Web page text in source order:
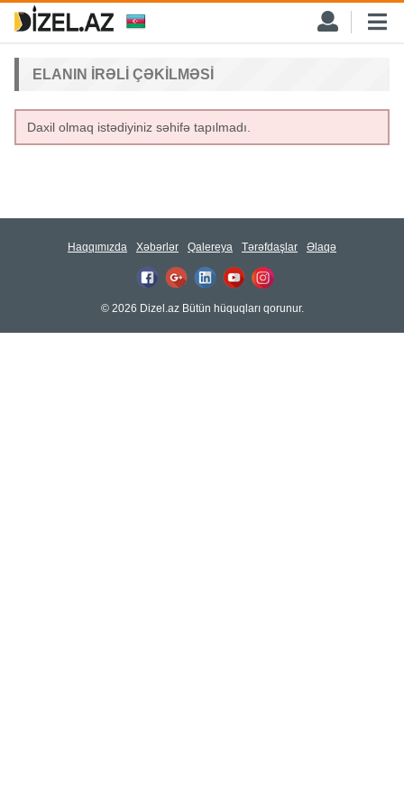
ELANIN IRƏLI ÇƏKILMƏSI
Daxil olmaq istədiyiniz səhifə tapılmadı.
Haqqımızda Xəbərlər Qalereya Tərəfdaşlar Əlaqə
© 2026 Dizel.az Bütün hüquqları qorunur.